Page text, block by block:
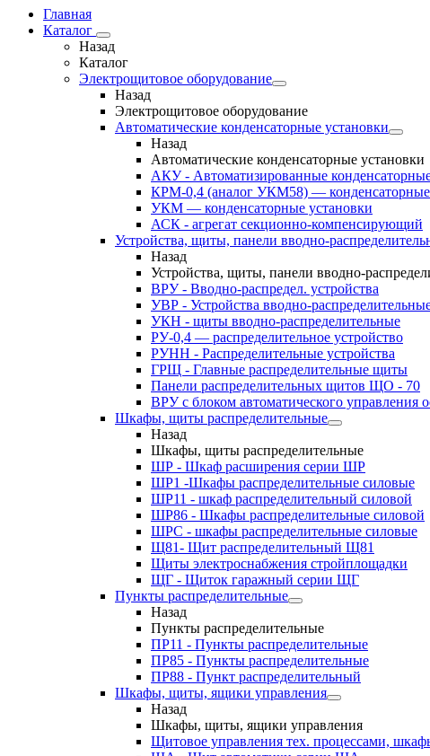
Главная
Каталог
Назад
Каталог
Электрощитовое оборудование
Назад
Электрощитовое оборудование
Автоматические конденсаторные установки
Назад
Автоматические конденсаторные установки
АКУ - Автоматизированные
КРМ-0,4 (аналог УКМ58) — конденсаторные
УКМ — конденсаторные установки
АСК - агрегат секционно-компенсирующий
Устройства, щиты, панели вводно-
Назад
Устройства, щиты, панели вводно-
ВРУ - Вводно-распредел. устройства
УВР - Устройства вводно-
УКН - щиты вводно-распределительные
РУ-0,4 — распределительное устройство
РУНН - Распределительные устройства
ГРЩ - Главные распределительные щиты
Панели распределительных щитов ЩО - 70
ВРУ с блоком автоматического
Шкафы, щиты распределительные
Назад
Шкафы, щиты распределительные
ШР - Шкаф расширения серии ШР
ШР1 -Шкафы распределительные силовые
ШР11 - шкаф распределительный силовой
ШР86 - Шкафы распределительные силовой
ШРС - шкафы распределительные силовые
Щ81- Щит распределительный Щ81
Щиты электроснабжения стройплощадки
ЩГ - Щиток гаражный серии ЩГ
Пункты распределительные
Назад
Пункты распределительные
ПР11 - Пункты распределительные
ПР85 - Пункты распределительные
ПР88 - Пункт распределительный
Шкафы, щиты, ящики управления
Назад
Шкафы, щиты, ящики управления
Щитовое управления тех. процессами,